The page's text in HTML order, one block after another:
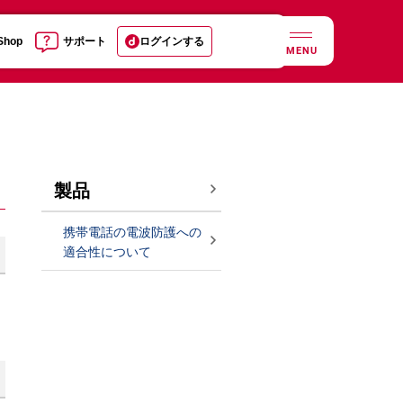
サポート ログインする
MENU
製品
携帯電話の電波防護への
適合性について